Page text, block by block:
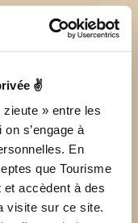
✌
zieute » entre les
s’engage à
En
que Tourisme
accèdent à des
visite sur ce site.
dans les
présenteront
de bovins
des
le jugement de la